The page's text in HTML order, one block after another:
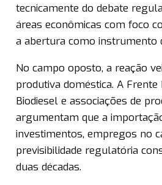
tecnicamente do debate
áreas econômicas com foco
a abertura como instrumento
No campo oposto, a reação
produtiva doméstica. A
Biodiesel e associações de
argumentam que a
investimentos, empregos no
previsibilidade regulatória
duas décadas.